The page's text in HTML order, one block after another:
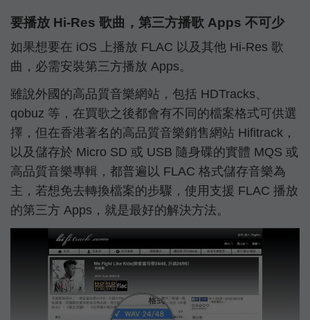
要播放 Hi-Res 歌曲，第三方播歌 Apps 不可少
如果想要在 iOS 上播放 FLAC 以及其他 Hi-Res 歌
曲，必需安裝第三方播放 Apps。
雖說外國的高品質音樂網站，包括 HDTracks、
qobuz 等，在買歌之後都會有不同的檔案格式可供選
擇，但在香港著名的高品質音樂銷售網站 Hifitrack，
以及儲存於 Micro SD 或 USB 隨身碟的實體 MQS 或
高品質音樂專輯，都普遍以 FLAC 格式儲存音樂為
主，若想免去轉換檔案的步驟，使用支援 FLAC 播放
的第三方 Apps，就是最好的解決方法。